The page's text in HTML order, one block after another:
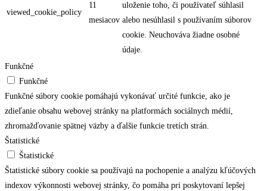
viewed_cookie_policy
11
mesiacov
uloženie toho, či používateľ súhlasil
alebo nesúhlasil s používaním súborov
cookie. Neuchováva žiadne osobné
údaje.
Funkčné
Funkčné
Funkčné súbory cookie pomáhajú vykonávať určité funkcie, ako je
zdieľanie obsahu webovej stránky na platformách sociálnych médií,
zhromažďovanie spätnej väzby a ďalšie funkcie tretích strán.
Štatistické
Štatistické
Štatistické súbory cookie sa používajú na pochopenie a analýzu kľúčových
indexov výkonnosti webovej stránky, čo pomáha pri poskytovaní lepšej